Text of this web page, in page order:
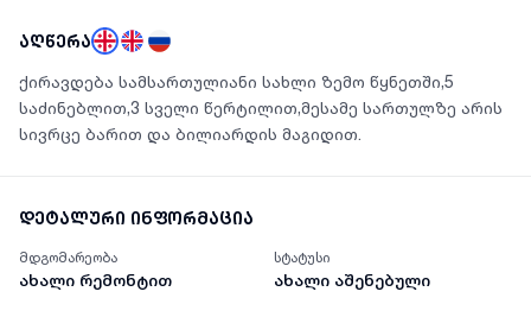
აღწერა
ქირავდება სამსართულიანი სახლი ზემო წყნეთში,5
საძინებლით,3 სველი წერტილით,მესამე სართულზე არის
სივრცე ბარით და ბილიარდის მაგიდით.
დეტალური ინფორმაცია
მდგომარეობა
ახალი რემონტით
სტატუსი
ახალი აშენებული